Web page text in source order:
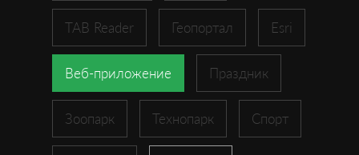
TAB Reader Геопортал Esri
Веб-приложение Праздник
Зоопарк Технопарк Спорт